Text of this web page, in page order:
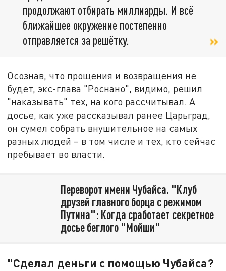
продолжают отбирать миллиарды. И всё
ближайшее окружение постепенно
отправляется за решётку.
Осознав, что прощения и возвращения не
будет, экс-глава "Роснано", видимо, решил
"наказывать" тех, на кого рассчитывал. А
досье, как уже рассказывал ранее Царьград,
он сумел собрать внушительное на самых
разных людей – в том числе и тех, кто сейчас
пребывает во власти.
Переворот имени Чубайса. "Клуб
друзей главного борца с режимом
Путина": Когда сработает секретное
досье беглого "Мойши"
"Сделал деньги с помощью Чубайса?